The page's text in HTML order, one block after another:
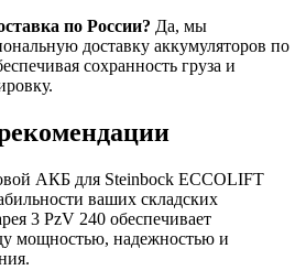
по России? Да, мы
доставку аккумуляторов по
сохранность груза и
АКБ для Steinbock ECCOLIFT
ваших складских
3 PzV 240 обеспечивает
мощностью, надежностью и